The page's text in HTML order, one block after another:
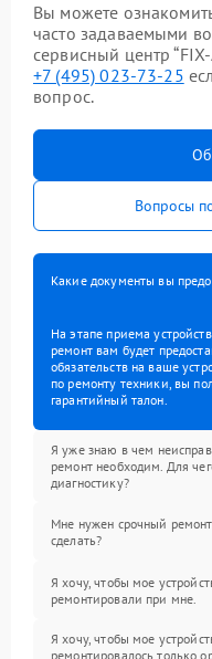
Вы можете
часто задаваемыми
сервисный центр
+7 (495) 023-73-25
вопрос.
Вопросы
Какие документы вы
На этапе приема
ремонт вам будет
обязательств на ваше
по ремонту техники, вы
гарантийный талон.
Я уже знаю в чем
ремонт необходим. Для
диагностику?
Мне нужен срочный
сделать?
Я хочу, чтобы мое
ремонтировали при мне.
Я хочу, чтобы мое
ремонтировалось только